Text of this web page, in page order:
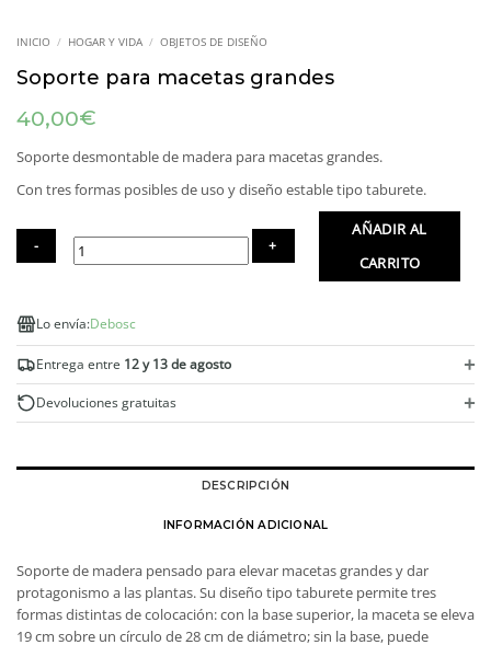
INICIO / HOGAR Y VIDA / OBJETOS DE DISEÑO
Soporte para macetas grandes
40,00€
Soporte desmontable de madera para macetas grandes.
Con tres formas posibles de uso y diseño estable tipo taburete.
macetas
grandes
cantidad
AÑADIR AL
CARRITO
Lo envía:Debosc
Entrega entre 12 y 13 de agosto +
Devoluciones gratuitas +
DESCRIPCIÓN
INFORMACIÓN ADICIONAL
Soporte de madera pensado para elevar macetas grandes y dar
protagonismo a las plantas. Su diseño tipo taburete permite tres
formas distintas de colocación: con la base superior, la maceta se eleva
19 cm sobre un círculo de 28 cm de diámetro; sin la base, puede